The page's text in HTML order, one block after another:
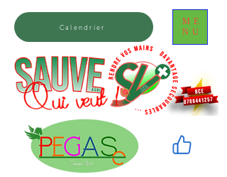
ME
NU
Calendrier